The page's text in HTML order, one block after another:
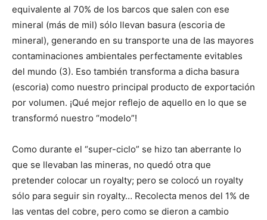
equivalente al 70% de los barcos que salen con ese
mineral (más de mil) sólo llevan basura (escoria de
mineral), generando en su transporte una de las mayores
contaminaciones ambientales perfectamente evitables
del mundo (3). Eso también transforma a dicha basura
(escoria) como nuestro principal producto de exportación
por volumen. ¡Qué mejor reflejo de aquello en lo que se
transformó nuestro “modelo”!
Como durante el “super-ciclo” se hizo tan aberrante lo
que se llevaban las mineras, no quedó otra que
pretender colocar un royalty; pero se colocó un royalty
sólo para seguir sin royalty… Recolecta menos del 1% de
las ventas del cobre, pero como se dieron a cambio